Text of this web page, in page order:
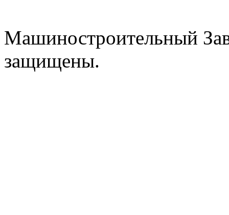
Машиностроительный
защищены.